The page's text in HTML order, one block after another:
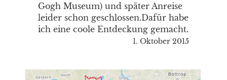
Gogh Museum) und später Anreise
leider schon geschlossen.Dafür habe
ich eine coole Entdeckung gemacht.
1. Oktober 2015